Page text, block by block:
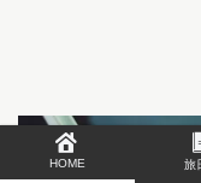
HOME 旅